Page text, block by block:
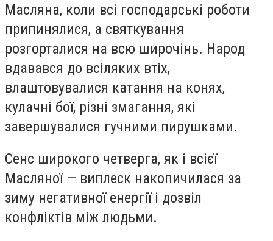
Масляна, коли всі господарські роботи
припинялися, а святкування
розгорталися на всю широчінь. Народ
вдавався до всіляких втіх,
влаштовувалися катання на конях,
кулачні бої, різні змагання, які
завершувалися гучними пирушками.
Сенс широкого четверга, як і всієї
Масляної — виплеск накопичилася за
зиму негативної енергії і дозвіл
конфліктів між людьми.